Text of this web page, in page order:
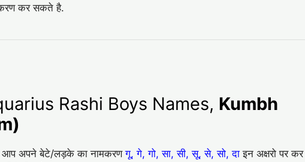
कर सकते है.
Rashi Boys Names, Kumbh
आप अपने बेटे/लड़के का नामकरणगू, गे, गो, सा, सी, सू, से, सो, दा इन अक्षरो पर कर